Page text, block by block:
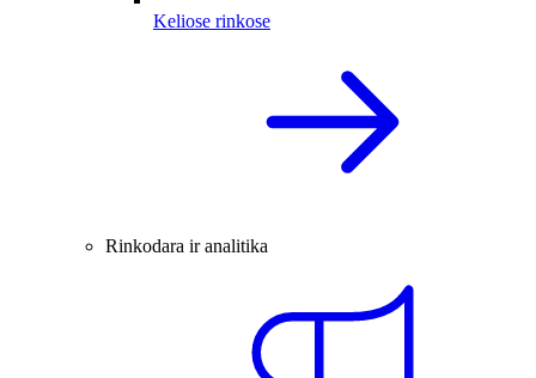
Keliose rinkose
Rinkodara ir analitika